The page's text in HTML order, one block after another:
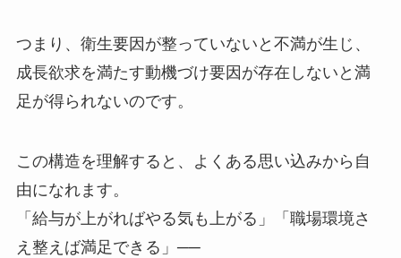
つまり、衛生要因が整っていないと不満が生じ、
成長欲求を満たす動機づけ要因が存在しないと満
足が得られないのです。
この構造を理解すると、よくある思い込みから自
由になれます。
「給与が上がればやる気も上がる」「職場環境さ
え整えば満足できる」──